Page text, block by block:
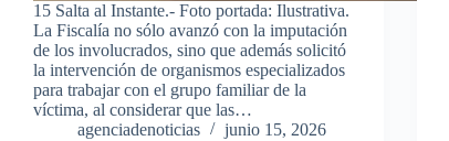
15 Salta al Instante.- Foto portada: Ilustrativa.
La Fiscalía no sólo avanzó con la imputación
de los involucrados, sino que además solicitó
la intervención de organismos especializados
para trabajar con el grupo familiar de la
víctima, al considerar que las…
agenciadenoticias
junio 15, 2026